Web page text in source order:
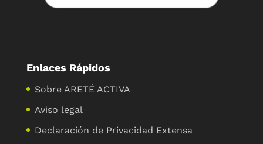
Enlaces Rápidos
Sobre ARETÉ ACTIVA
Aviso legal
Declaración de Privacidad Extensa